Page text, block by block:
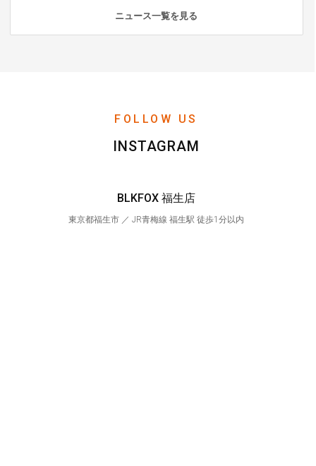
ニュース一覧を見る
FOLLOW US
INSTAGRAM
BLKFOX 福生店
東京都福生市 ／ JR青梅線 福生駅 徒歩1分以内